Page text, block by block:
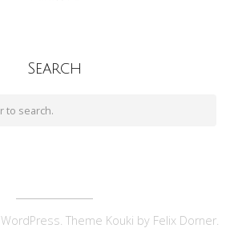
Search
WordPress. Theme Kouki by Felix Dorner.